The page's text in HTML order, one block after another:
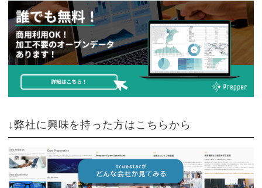
↓弊社に興味を持った方はこちらから